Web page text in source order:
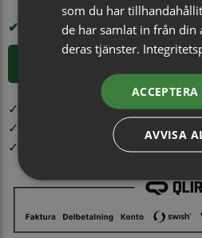
I LAGER
✓ Öppet köp i 30 dagar ✓ Fri frakt
✓ Din beställning skickas inom 1-2
✓ Snabb leverans från vårt lager i
som du har
de har samlat in från din
deras tjänster.
AVVISA